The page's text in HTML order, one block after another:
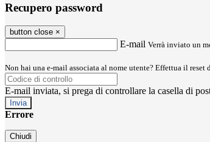
Recupero password
button close ×
E-mail Verrà inviato un
Non hai una e-mail associata al nome utente? Effettua il reset
E-mail inviata, si prega di controllare la casella di
Errore
Chiudi